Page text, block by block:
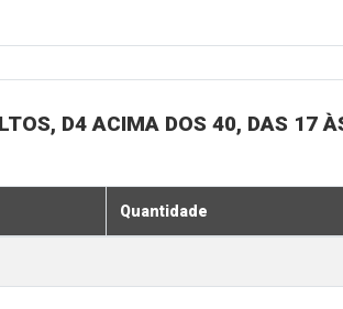
D4 ACIMA DOS 40, DAS 17
Quantidade